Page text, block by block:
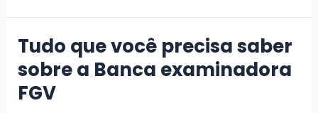
preparar
pra
as
provas
da
Tudo que você precisa saber
sobre a Banca examinadora
FGV